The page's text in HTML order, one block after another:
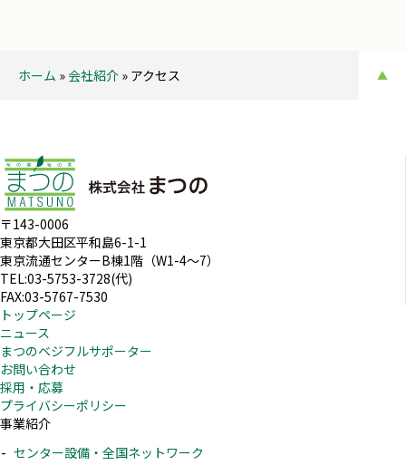
ホーム » 会社紹介 » アクセス ▲
〒143-0006
東京都大田区平和島6-1-1
東京流通センターB棟1階（W1-4～7）
TEL:03-5753-3728(代)
FAX:03-5767-7530
トップページ
ニュース
まつのベジフルサポーター
お問い合わせ
採用・応募
プライバシーポリシー
事業紹介
センター設備・全国ネットワーク